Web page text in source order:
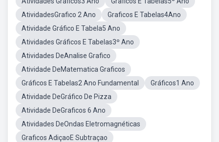
AtividadesGrafico 2 Ano
Graficos E Tabelas4Ano
Atividade Gráfico E Tabela5 Ano
Atividades Gráficos E Tabelas3º Ano
Atividades DeAnalise Grafico
Atividade DeMatematica Graficos
Gráficos E Tabelas2 Ano Fundamental
Gráficos1 Ano
Atividade DeGráfico De Pizza
Atividade DeGraficos 6 Ano
Atividades DeOndas Eletromagnéticas
Graficos AdiçaoE Subtraçao